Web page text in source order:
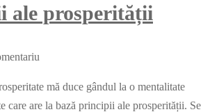
ale prosperității
mă duce gândul la o mentalitate
care are la bază principii ale prosperității. Se